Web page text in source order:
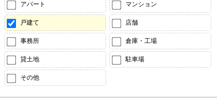
アパート マンション
戸建て 店舗
事務所 倉庫・工場
貸土地 駐車場
その他